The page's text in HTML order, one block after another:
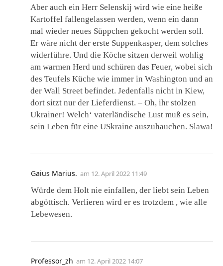
Aber auch ein Herr Selenskij wird wie eine heiße
Kartoffel fallengelassen werden, wenn ein dann
mal wieder neues Süppchen gekocht werden soll.
Er wäre nicht der erste Suppenkasper, dem solches
widerführe. Und die Köche sitzen derweil wohlig
am warmen Herd und schüren das Feuer, wobei sich
des Teufels Küche wie immer in Washington und an
der Wall Street befindet. Jedenfalls nicht in Kiew,
dort sitzt nur der Lieferdienst. – Oh, ihr stolzen
Ukrainer! Welch‘ vaterländische Lust muß es sein,
sein Leben für eine USkraine auszuhauchen. Slawa!
Gaius Marius. am 12. April 2022 11:49
Würde dem Holt nie einfallen, der liebt sein Leben
abgöttisch. Verlieren wird er es trotzdem , wie alle
Lebewesen.
Professor_zh am 12. April 2022 14:07